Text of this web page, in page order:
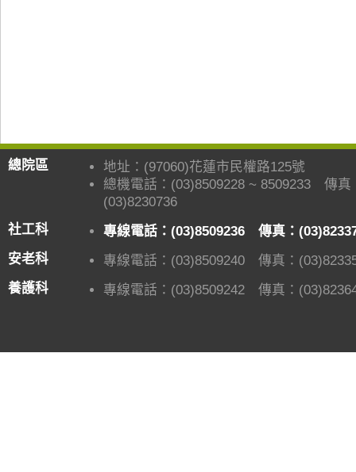
總院區
地址：(97060)花蓮市民權路125號
總機電話：(03)8509228 ~ 8509233 傳真
(03)8230736
社工科
專線電話：(03)8509236 傳真：
安老科
專線電話：(03)8509240 傳真：
養護科
專線電話：(03)8509242 傳真：